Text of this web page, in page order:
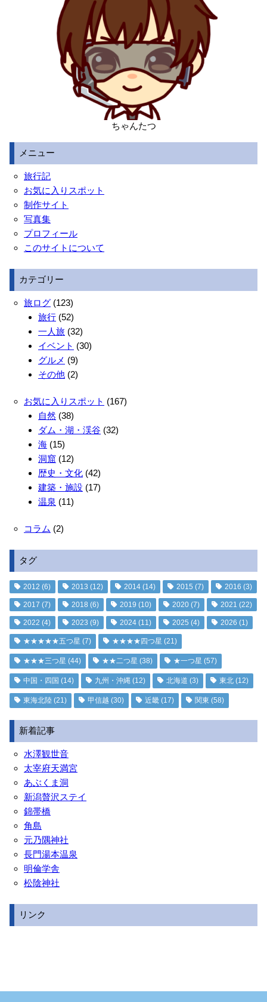
ちゃんたつ
メニュー
旅行記
お気に入りスポット
制作サイト
写真集
プロフィール
このサイトについて
カテゴリー
旅ログ (123)
旅行 (52)
一人旅 (32)
イベント (30)
グルメ (9)
その他 (2)
お気に入りスポット (167)
自然 (38)
ダム・湖・渓谷 (32)
海 (15)
洞窟 (12)
歴史・文化 (42)
建築・施設 (17)
温泉 (11)
コラム (2)
タグ
2012 (6) 2013 (12) 2014 (14) 2015 (7) 2016 (3)
2017 (7) 2018 (6) 2019 (10) 2020 (7) 2021 (22)
2022 (4) 2023 (9) 2024 (11) 2025 (4) 2026 (1)
★★★★★五つ星 (7) ★★★★四つ星 (21)
★★★三つ星 (44) ★★二つ星 (38) ★一つ星 (57)
中国・四国 (14) 九州・沖縄 (12) 北海道 (3) 東北 (12)
東海北陸 (21) 甲信越 (30) 近畿 (17) 関東 (58)
新着記事
水澤観世音
太宰府天満宮
あぶくま洞
新潟贅沢ステイ
錦帯橋
角島
元乃隅神社
長門湯本温泉
明倫学舎
松陰神社
リンク